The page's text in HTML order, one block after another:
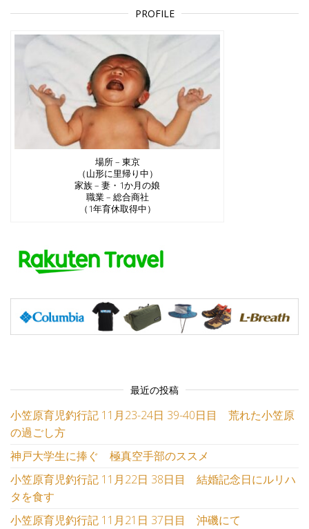
PROFILE
場所 – 東京
（山形に里帰り中）
家族 – 妻・1か月の娘
職業 – 総合商社
（1年育休取得中）
最近の投稿
小笠原育児釣行記 11月23-24日 39-40日目 荒れた小笠原
の過ごし方
神戸大学生に捧ぐ 極真空手部のススメ
小笠原育児釣行記 11月22日 38日目 結婚記念日にルリハ
タを食す
小笠原育児釣行記 11月21日 37日目 沖磯にて